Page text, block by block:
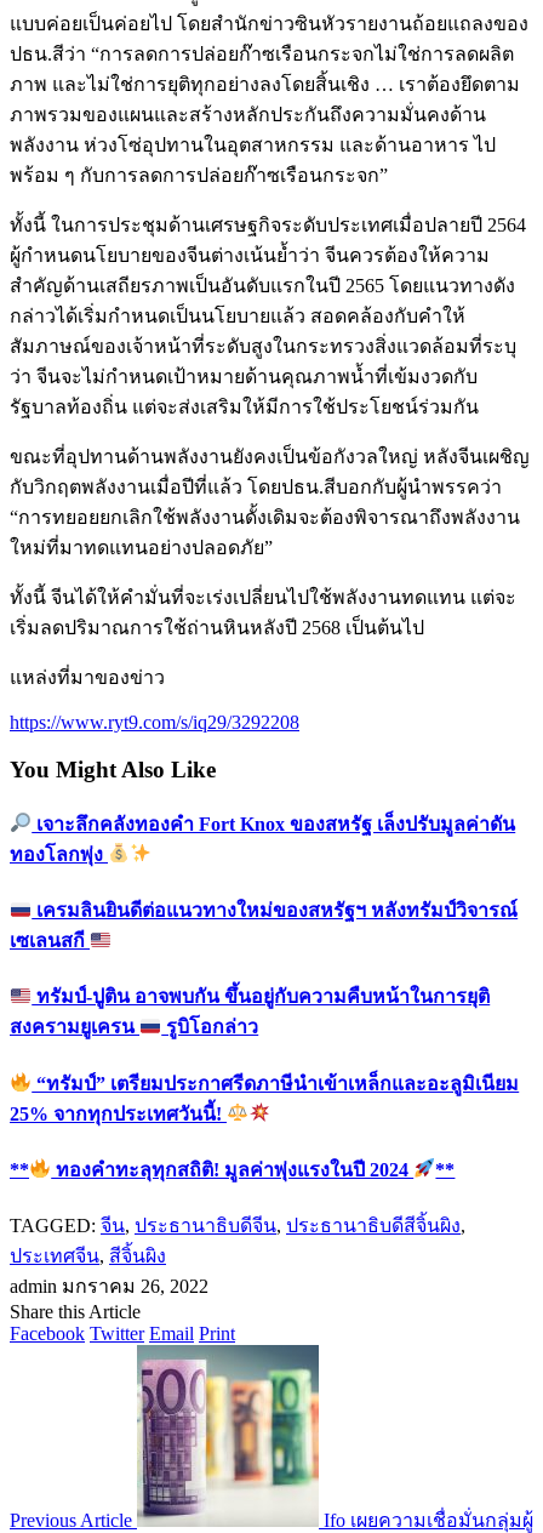
แบบค่อยเป็นค่อยไป โดยสำนักข่าวซินหัวรายงานถ้อยแถลงของ
ปธน.สีว่า “การลดการปล่อยก๊าซเรือนกระจกไม่ใช่การลดผลิต
ภาพ และไม่ใช่การยุติทุกอย่างลงโดยสิ้นเชิง … เราต้องยึดตาม
ภาพรวมของแผนและสร้างหลักประกันถึงความมั่นคงด้าน
พลังงาน ห่วงโซ่อุปทานในอุตสาหกรรม และด้านอาหาร ไป
พร้อม ๆ กับการลดการปล่อยก๊าซเรือนกระจก”
ทั้งนี้ ในการประชุมด้านเศรษฐกิจระดับประเทศเมื่อปลายปี 2564
ผู้กำหนดนโยบายของจีนต่างเน้นย้ำว่า จีนควรต้องให้ความ
สำคัญด้านเสถียรภาพเป็นอันดับแรกในปี 2565 โดยแนวทางดัง
กล่าวได้เริ่มกำหนดเป็นนโยบายแล้ว สอดคล้องกับคำให้
สัมภาษณ์ของเจ้าหน้าที่ระดับสูงในกระทรวงสิ่งแวดล้อมที่ระบุ
ว่า จีนจะไม่กำหนดเป้าหมายด้านคุณภาพน้ำที่เข้มงวดกับ
รัฐบาลท้องถิ่น แต่จะส่งเสริมให้มีการใช้ประโยชน์ร่วมกัน
ขณะที่อุปทานด้านพลังงานยังคงเป็นข้อกังวลใหญ่ หลังจีนเผชิญ
กับวิกฤตพลังงานเมื่อปีที่แล้ว โดยปธน.สีบอกกับผู้นำพรรคว่า
“การทยอยยกเลิกใช้พลังงานดั้งเดิมจะต้องพิจารณาถึงพลังงาน
ใหม่ที่มาทดแทนอย่างปลอดภัย”
ทั้งนี้ จีนได้ให้คำมั่นที่จะเร่งเปลี่ยนไปใช้พลังงานทดแทน แต่จะ
เริ่มลดปริมาณการใช้ถ่านหินหลังปี 2568 เป็นต้นไป
แหล่งที่มาของข่าว
https://www.ryt9.com/s/iq29/3292208
You Might Also Like
เจาะลึกคลังทองคำ Fort Knox ของสหรัฐ เล็งปรับมูลค่าดัน
ทองโลกพุ่ง
เครมลินยินดีต่อแนวทางใหม่ของสหรัฐฯ หลังทรัมป์วิจารณ์
เซเลนสกี
ทรัมป์-ปูติน อาจพบกัน ขึ้นอยู่กับความคืบหน้าในการยุติ
สงครามยูเครน
รูบิโอกล่าว
“ทรัมป์” เตรียมประกาศรีดภาษีนำเข้าเหล็กและอะลูมิเนียม
25% จากทุกประเทศวันนี้!
** ทองคำทะลุทุกสถิติ! มูลค่าพุ่งแรงในปี 2024 **
TAGGED: จีน, ประธานาธิบดีจีน, ประธานาธิบดีสีจิ้นผิง,
ประเทศจีน, สีจิ้นผิง
admin มกราคม 26, 2022
Share this Article
Facebook Twitter Email Print
Previous Article
Ifo เผยความเชื่อมั่นกลุ่มผู้